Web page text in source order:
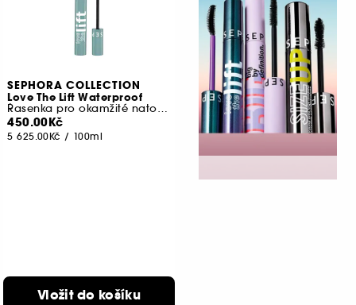
SEPHORA COLLECTION
Love The Lift Waterproof
Řasenka pro okamžité natočení a zvětšení objemu
450.00Kč
5 625.00Kč / 100ml
Vložit do košíku